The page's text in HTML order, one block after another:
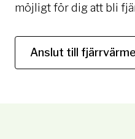
möjligt för dig att bli
Anslut till fjärrvärme